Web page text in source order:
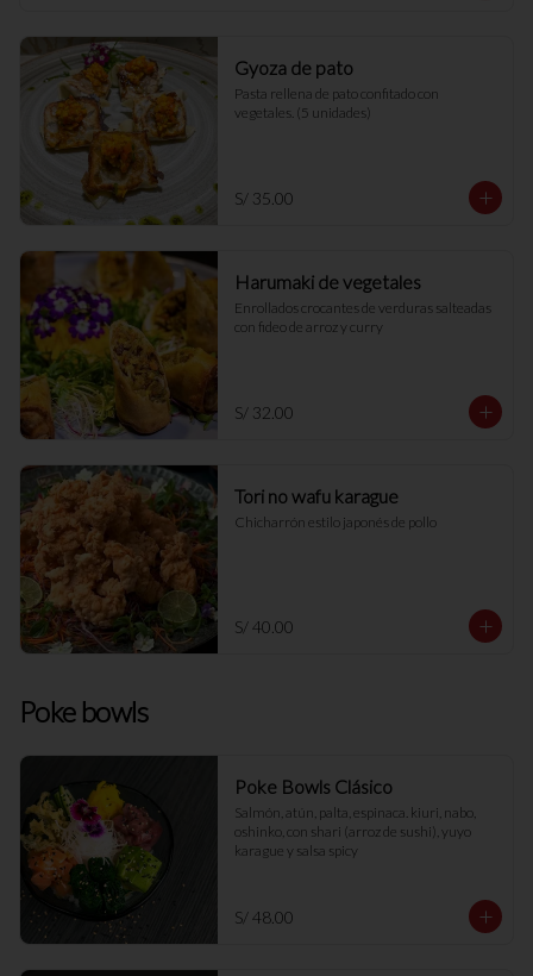
Gyoza de pato
Pasta rellena de pato confitado con
vegetales. (5 unidades)
S/ 35.00
Harumaki de vegetales
Enrollados crocantes de verduras salteadas
con fideo de arroz y curry
S/ 32.00
Tori no wafu karague
Chicharrón estilo japonés de pollo
S/ 40.00
Poke bowls
Poke Bowls Clásico
Salmón, atún, palta, espinaca. kiuri, nabo,
oshinko, con shari (arroz de sushi), yuyo
karague y salsa spicy
S/ 48.00